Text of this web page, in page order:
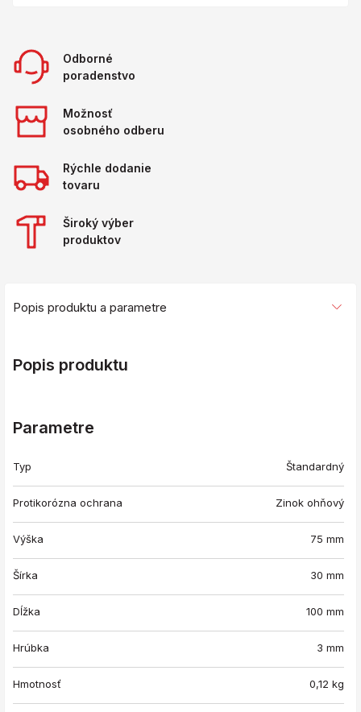
Odborné
poradenstvo
Možnosť
osobného odberu
Rýchle dodanie
tovaru
Široký výber
produktov
Popis produktu a parametre
Popis produktu
Parametre
Typ Štandardný
Protikorózna ochrana Zinok ohňový
Výška 75 mm
Šírka 30 mm
Dĺžka 100 mm
Hrúbka 3 mm
Hmotnosť 0,12 kg